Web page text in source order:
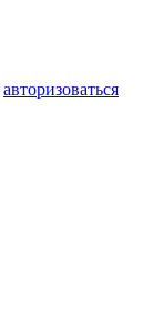
авторизоваться